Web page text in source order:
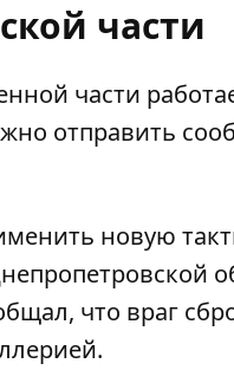
части
части
отправить
новую
что враг
.